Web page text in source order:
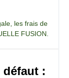
les frais de
FUSION.
: